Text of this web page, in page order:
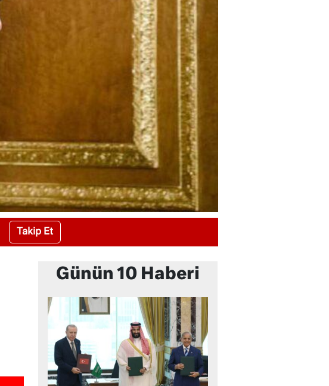
Takip Et
Günün 10 Haberi